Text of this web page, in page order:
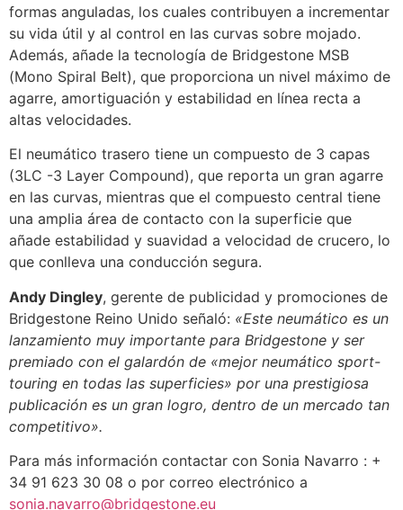
formas anguladas, los cuales contribuyen a incrementar
su vida útil y al control en las curvas sobre mojado.
Además, añade la tecnología de Bridgestone MSB
(Mono Spiral Belt), que proporciona un nivel máximo de
agarre, amortiguación y estabilidad en línea recta a
altas velocidades.
El neumático trasero tiene un compuesto de 3 capas
(3LC -3 Layer Compound), que reporta un gran agarre
en las curvas, mientras que el compuesto central tiene
una amplia área de contacto con la superficie que
añade estabilidad y suavidad a velocidad de crucero, lo
que conlleva una conducción segura.
Andy Dingley, gerente de publicidad y promociones de
Bridgestone Reino Unido señaló: «Este neumático es un
lanzamiento muy importante para Bridgestone y ser
premiado con el galardón de «mejor neumático sport-
touring en todas las superficies» por una prestigiosa
publicación es un gran logro, dentro de un mercado tan
competitivo».
Para más información contactar con Sonia Navarro : +
34 91 623 30 08 o por correo electrónico a
sonia.navarro@bridgestone.eu